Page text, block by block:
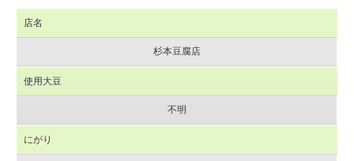
店名
杉本豆腐店
使用大豆
不明
にがり